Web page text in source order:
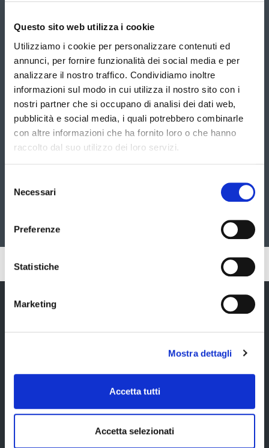
Questo sito web utilizza i cookie
Utilizziamo i cookie per personalizzare contenuti ed
annunci, per fornire funzionalità dei social media e per
analizzare il nostro traffico. Condividiamo inoltre
informazioni sul modo in cui utilizza il nostro sito con i
nostri partner che si occupano di analisi dei dati web,
pubblicità e social media, i quali potrebbero combinarle
con altre informazioni che ha fornito loro o che hanno
raccolto dal suo utilizzo dei loro servizi.
delNecessari
Preferenze
Statistiche
Marketing
Mostra dettagli
Accetta tutti
Accetta selezionati
Vai
alla
slide
successiva
possibile
navigare
le
slide
utilizzando
i
tasti
freccia
Pubblicato: 18 Maggio 2026 Ultima modifica: 30 Giugno 2026
Provincia di Modena
Amministrazione